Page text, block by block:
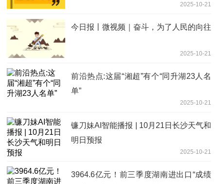
2025-10-21
今日报丨微视频｜奋斗，为了人民的向往
2025-10-21
前沿热点:这届“湘超”有个“同升湖23人名
单”
2025-10-21
镰刀妹AI智能播报 | 10月21日长沙天气和
明日预报
2025-10-21
3964.6亿元！前三季度湖南进出口“成绩